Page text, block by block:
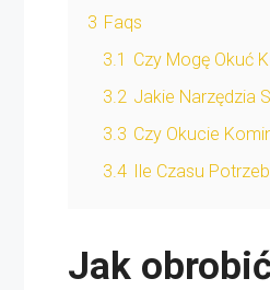
3 Faqs
3.1 Czy Mogę Okuć
3.2 Jakie Narzędzia
3.3 Czy Okucie
3.4
Ile Czasu
Jak